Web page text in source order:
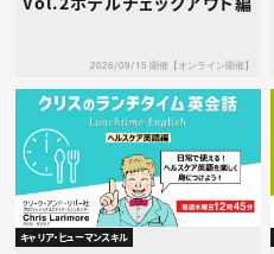
2026/09/15 開催【オンライン開催】
キャリア・ヒューマンスキル